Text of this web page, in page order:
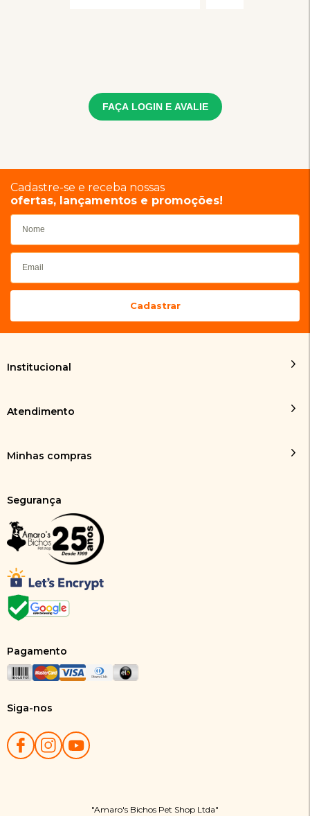
FAÇA LOGIN E AVALIE
Cadastre-se e receba nossas
ofertas, lançamentos e promoções!
Institucional
Atendimento
Minhas compras
Segurança
Pagamento
Siga-nos
"Amaro's Bichos Pet Shop Ltda"